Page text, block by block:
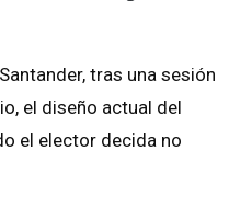
tras una sesión
el diseño actual del
el elector decida no